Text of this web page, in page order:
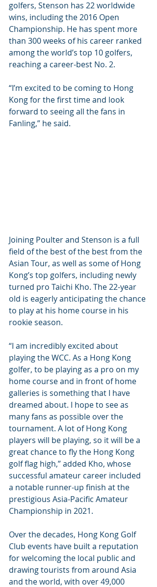
golfers, Stenson has 22 worldwide
wins, including the 2016 Open
Championship. He has spent more
than 300 weeks of his career ranked
among the world’s top 10 golfers,
reaching a career-best No. 2.
“I’m excited to be coming to Hong
Kong for the first time and look
forward to seeing all the fans in
Fanling,” he said.
Joining Poulter and Stenson is a full
field of the best of the best from the
Asian Tour, as well as some of Hong
Kong’s top golfers, including newly
turned pro Taichi Kho. The 22-year
old is eagerly anticipating the chance
to play at his home course in his
rookie season.
“I am incredibly excited about
playing the WCC. As a Hong Kong
golfer, to be playing as a pro on my
home course and in front of home
galleries is something that I have
dreamed about. I hope to see as
many fans as possible over the
tournament. A lot of Hong Kong
players will be playing, so it will be a
great chance to fly the Hong Kong
golf flag high,” added Kho, whose
successful amateur career included
a notable runner-up finish at the
prestigious Asia-Pacific Amateur
Championship in 2021.
Over the decades, Hong Kong Golf
Club events have built a reputation
for welcoming the local public and
drawing tourists from around Asia
and the world, with over 49,000